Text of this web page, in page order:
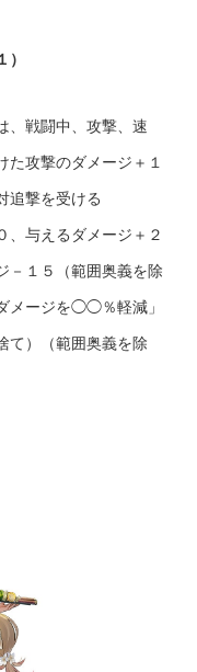
、戦闘中、攻撃、速
攻撃のダメージ＋１
追撃を受ける
、与えるダメージ＋２
－１５（範囲奥義を除
メージを◯◯％軽減」
て）（範囲奥義を除